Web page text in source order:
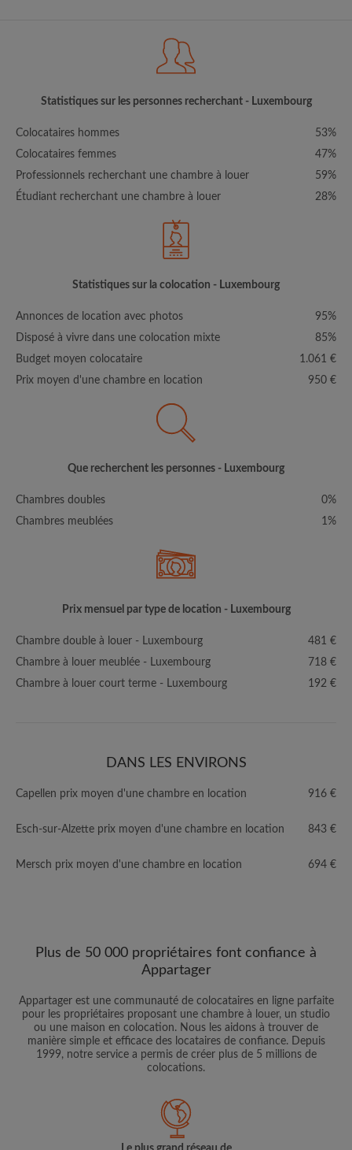
Statistiques sur les personnes recherchant - Luxembourg
Colocataires hommes
53%
Colocataires femmes
47%
Professionnels recherchant une chambre à louer
59%
Étudiant recherchant une chambre à louer
28%
Statistiques sur la colocation - Luxembourg
Annonces de location avec photos
95%
Disposé à vivre dans une colocation mixte
85%
Budget moyen colocataire
1.061 €
Prix moyen d'une chambre en location
950 €
Que recherchent les personnes - Luxembourg
Chambres doubles
0%
Chambres meublées
1%
Prix mensuel par type de location - Luxembourg
Chambre double à louer - Luxembourg
481 €
Chambre à louer meublée - Luxembourg
718 €
Chambre à louer court terme - Luxembourg
192 €
DANS LES ENVIRONS
Capellen prix moyen d'une chambre en location 916 €
Esch-sur-Alzette prix moyen d'une chambre en location 843 €
Mersch prix moyen d'une chambre en location 694 €
Plus de 50 000 propriétaires font confiance à
Appartager
Appartager est une communauté de colocataires en ligne parfaite
pour les propriétaires proposant une chambre à louer, un studio
ou une maison en colocation. Nous les aidons à trouver de
manière simple et efficace des locataires de confiance. Depuis
1999, notre service a permis de créer plus de 5 millions de
colocations.